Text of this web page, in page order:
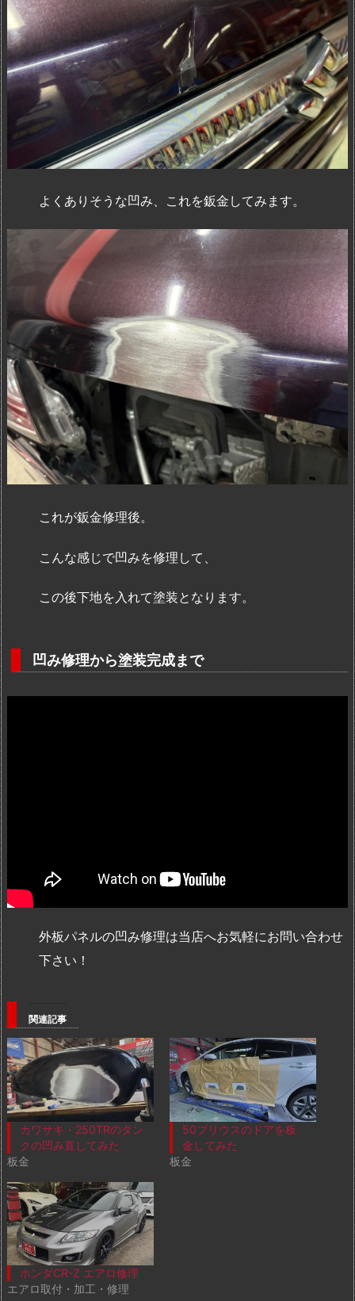
よくありそうな凹み、これを鈑金してみます。
これが鈑金修理後。
こんな感じで凹みを修理して、
この後下地を入れて塗装となります。
凹み修理から塗装完成まで
外板パネルの凹み修理は当店へお気軽にお問い合わせ
下さい！
関連記事
カワサキ・250TRのタン
クの凹み直してみた
板金
50プリウスのドアを板
金してみた
板金
ホンダCR-Z エアロ修理
エアロ取付・加工・修理